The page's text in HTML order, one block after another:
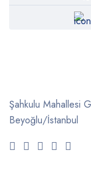
Şahkulu Mahallesi
Beyoğlu/İstanbul